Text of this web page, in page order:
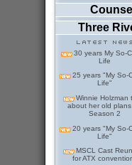
Three
30 years My So-
Life
25 years "My So-
Life"
Winnie Holzman
about her old
Season 2
20 years "My So-
Life"
MSCL Cast
for ATX